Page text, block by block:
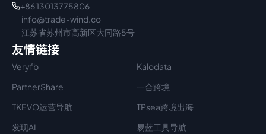
+86 13013775806
info@trade-wind.co
江苏省苏州市高新区大同路5号
友情链接
Veryfb
Kalodata
PartnerShare
一合跨境
TKEVO运营导航
TPsea跨境出海
发现AI
易蓝工具导航